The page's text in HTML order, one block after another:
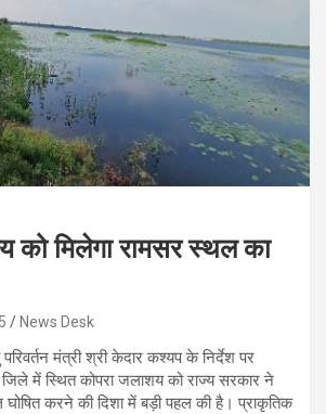
को मिलेगा रामसर स्थल का
News Desk
मंत्री श्री केदार कश्यप के निर्देश पर
में स्थित कोपरा जलाशय को राज्य सरकार ने
घोषित करने की दिशा में बड़ी पहल की है। प्राकृतिक